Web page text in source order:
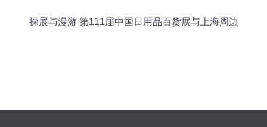
探展与漫游 第111届中国日用品百货展与上海周边